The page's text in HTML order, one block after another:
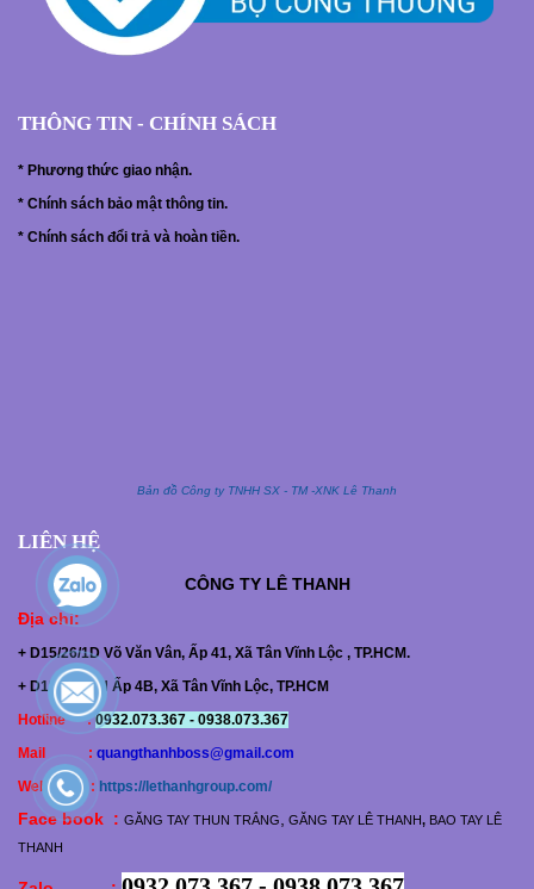
THÔNG TIN - CHÍNH SÁCH
* Phương thức giao nhận.
* Chính sách bảo mật thông tin.
* Chính sách đổi trả và hoàn tiền.
Bản đồ Công ty TNHH SX - TM -XNK Lê Thanh
LIÊN HỆ
CÔNG TY LÊ THANH
Địa chỉ:
+ D15/26/1D Võ Văn Vân, Ấp 41, Xã Tân Vĩnh Lộc , TP.HCM.
+ D15/25/15N Ấp 4B, Xã Tân Vĩnh Lộc, TP.HCM
Hotline : 0932.073.367 - 0938.073.367
Mail : quangthanhboss@gmail.com
Web : https://lethanhgroup.com/
Face book : GĂNG TAY THUN TRẮNG GĂNG TAY LÊ THANH, BAO TAY LÊ
THANH